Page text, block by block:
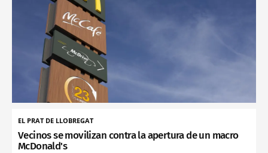
EL PRAT DE LLOBREGAT
Vecinos se movilizan contra la apertura de un macro
McDonald's